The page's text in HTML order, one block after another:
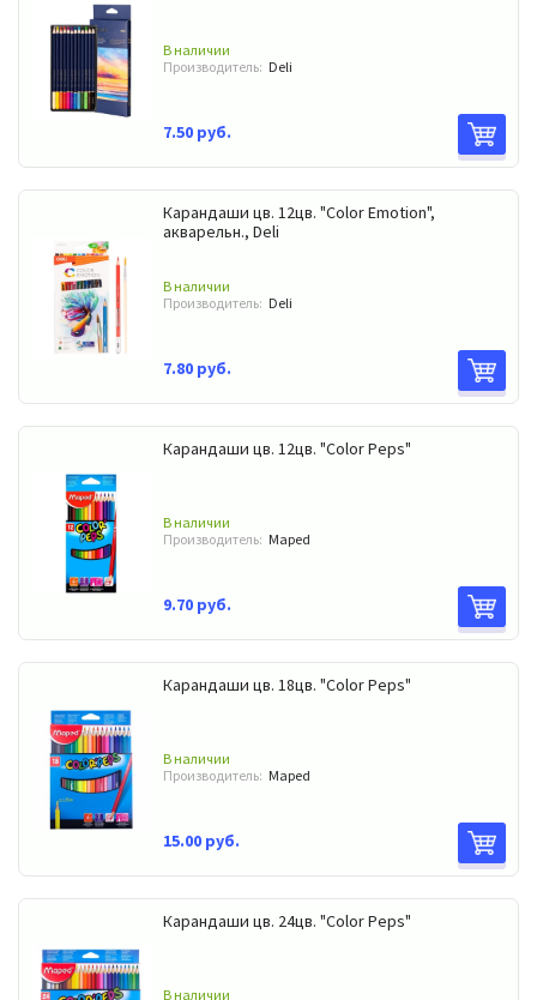
В наличии
Производитель: Deli
7.50 руб.
Карандаши цв. 12цв. "Color Emotion",
акварельн., Deli
В наличии
Производитель: Deli
7.80 руб.
Карандаши цв. 12цв. "Color Peps"
В наличии
Производитель: Maped
9.70 руб.
Карандаши цв. 18цв. "Color Peps"
В наличии
Производитель: Maped
15.00 руб.
Карандаши цв. 24цв. "Color Peps"
В наличии